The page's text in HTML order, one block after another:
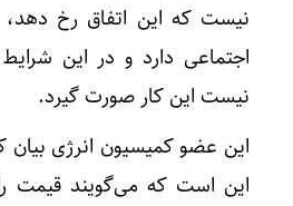
نیست که این اتفاق رخ دهد،
اجتماعی دارد و در این
نیست این کار صورت گیرد.
این عضو کمیسیون انرژی بیان
این است که می‌گویند قیمت